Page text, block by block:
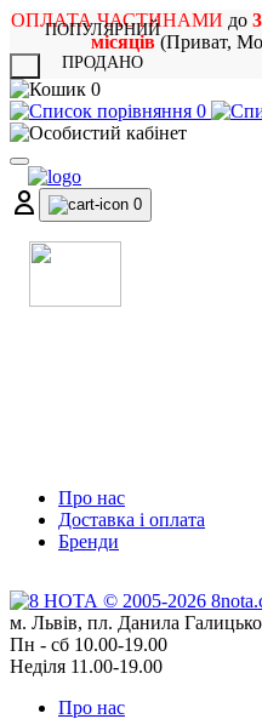
ОПЛАТА ЧАСТИНАМИ до
місяців(Приват,
0
0
0
Про нас
Доставка і оплата
Бренди
м. Львів, пл. Данила
Пн - сб 10.00-19.00
Неділя 11.00-19.00
Про нас
ПОПУЛЯРНИЙ
ПРОДАНО